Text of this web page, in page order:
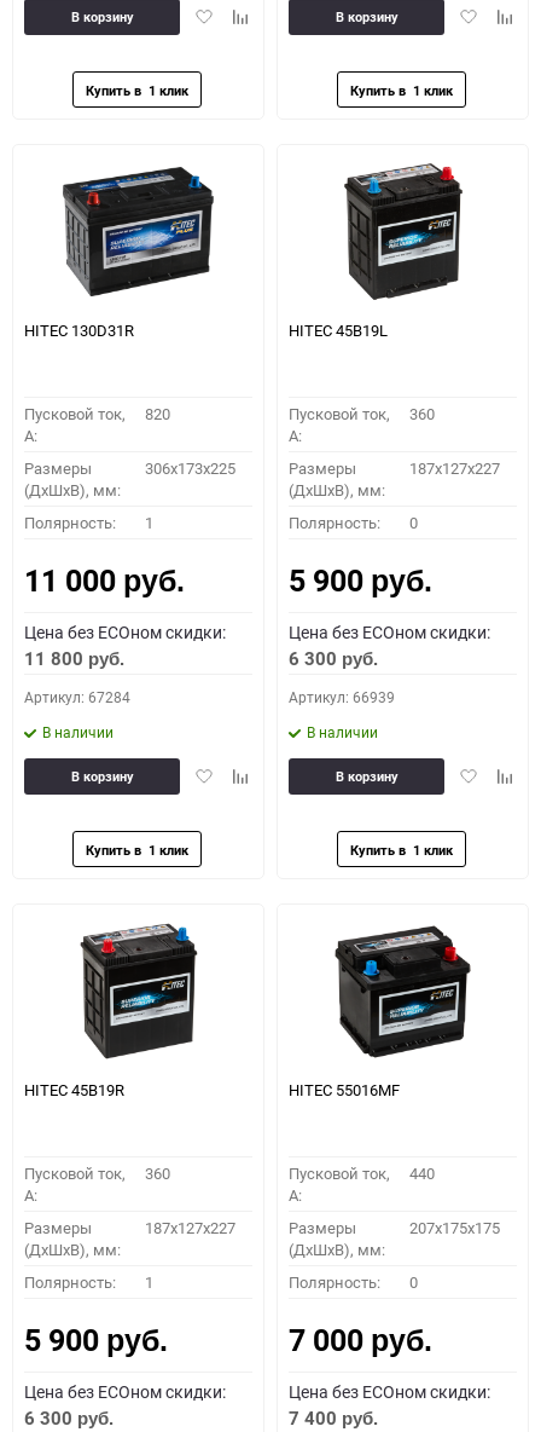
ДобавитьДобавить
В корзину
Добавить
В корзину
HITEC 130D31R
Пусковой ток,
A:
820
Размеры
(ДхШхВ), мм:
306x173x225
Полярность: 1
11 000 руб.
Цена без ECOном скидки:
11 800 руб.
Артикул: 67284
В наличии
ДобавитьДобавить
В корзину
HITEC 45B19L
Пусковой ток,
A:
360
Размеры
(ДхШхВ), мм:
187x127x227
Полярность: 0
5 900 руб.
Цена без ECOном скидки:
6 300 руб.
Артикул: 66939
В наличии
Добавить
В корзину
HITEC 45B19R
Пусковой ток,
A:
360
Размеры
(ДхШхВ), мм:
187x127x227
Полярность: 1
5 900 руб.
Цена без ECOном скидки:
6 300 руб.
HITEC 55016MF
Пусковой ток,
A:
440
Размеры
(ДхШхВ), мм:
207x175x175
Полярность: 0
7 000 руб.
Цена без ECOном скидки:
7 400 руб.